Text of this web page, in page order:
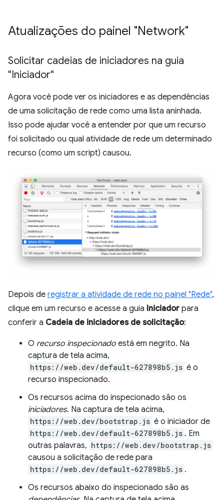
Atualizações do painel "Network"
Solicitar cadeias de iniciadores na guia
"Iniciador"
Agora você pode ver os iniciadores e as dependências
de uma solicitação de rede como uma lista aninhada.
Isso pode ajudar você a entender por que um recurso
foi solicitado ou qual atividade de rede um determinado
recurso (como um script) causou.
Depois de registrar a atividade de rede no painel "Rede",
clique em um recurso e acesse a guia Iniciador para
conferir a Cadeia de iniciadores de solicitação:
O recurso inspecionado está em negrito. Na
captura de tela acima,
https://web.dev/default-627898b5.js é o
recurso inspecionado.
Os recursos acima do inspecionado são os
iniciadores. Na captura de tela acima,
https://web.dev/bootstrap.js é o iniciador de
https://web.dev/default-627898b5.js . Em
outras palavras, https://web.dev/bootstrap.js
causou a solicitação de rede para
https://web.dev/default-627898b5.js .
Os recursos abaixo do inspecionado são as